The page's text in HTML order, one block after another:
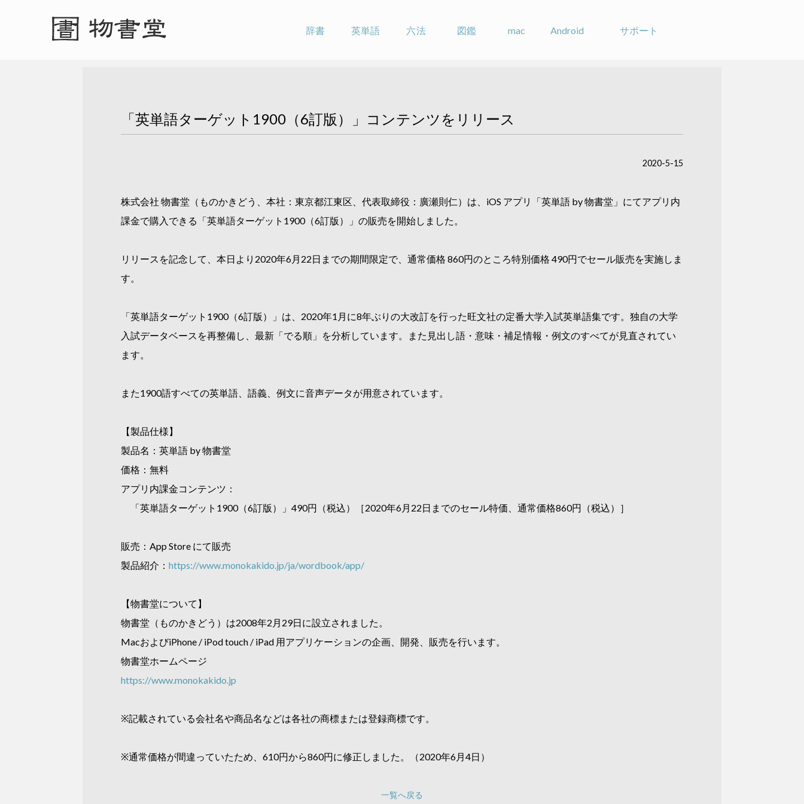
辞書 英単語 六法 図鑑 mac Android サポート
「英単語ターゲット1900（6訂版）」コンテンツをリリース
2020-5-15
株式会社 物書堂（ものかきどう、本社：東京都江東区、代表取締役：廣瀬則仁）は、iOS アプリ「英単語 by 物書堂」にてアプリ内
課金で購入できる「英単語ターゲット1900（6訂版）」の販売を開始しました。
リリースを記念して、本日より2020年6月22日までの期間限定で、通常価格 860円のところ特別価格 490円でセール販売を実施しま
す。
「英単語ターゲット1900（6訂版）」は、2020年1月に8年ぶりの大改訂を行った旺文社の定番大学入試英単語集です。独自の大学
入試データベースを再整備し、最新「でる順」を分析しています。また見出し語・意味・補足情報・例文のすべてが見直されてい
ます。
また1900語すべての英単語、語義、例文に音声データが用意されています。
【製品仕様】
製品名：英単語 by 物書堂
価格：無料
アプリ内課金コンテンツ：
「英単語ターゲット1900（6訂版）」490円（税込）［2020年6月22日までのセール特価、通常価格860円（税込）］
販売：App Store にて販売
製品紹介： https://www.monokakido.jp/ja/wordbook/app/
【物書堂について】
物書堂（ものかきどう）は2008年2月29日に設立されました。
MacおよびiPhone / iPod touch / iPad 用アプリケーションの企画、開発、販売を行います。
物書堂ホームページ
https://www.monokakido.jp
※記載されている会社名や商品名などは各社の商標または登録商標です。
※通常価格が間違っていたため、610円から860円に修正しました。（2020年6月4日）
一覧へ戻る